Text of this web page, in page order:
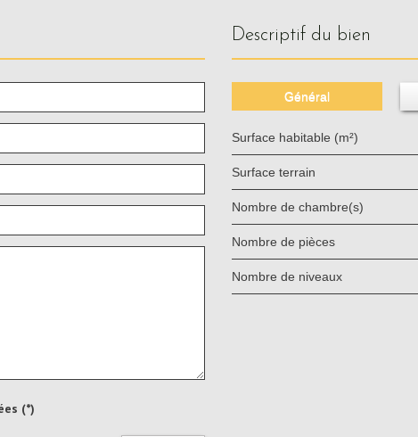
(*)
descriptif du bien
Général
Surface habitable (m²)
surface terrain
Nombre de chambre(s)
Nombre de pièces
Nombre de niveaux